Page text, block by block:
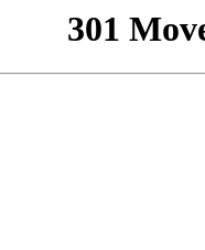
301